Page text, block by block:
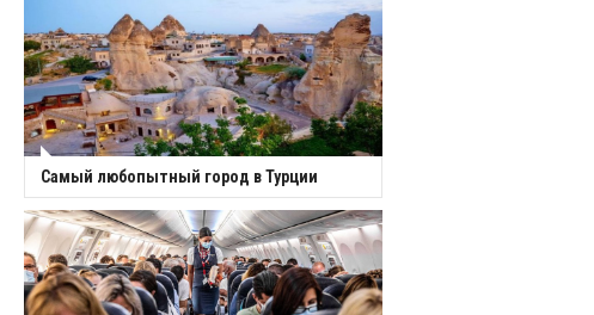
Самый любопытный город в Турции